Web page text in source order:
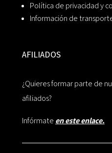
Política de privacidad y
Información de
AFILIADOS
¿Quieres formar parte de
afiliados?
Infórmate en este enlace.